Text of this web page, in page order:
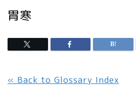
胃寒
« Back to Glossary Index